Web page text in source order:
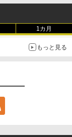
1カ月
もっと見る